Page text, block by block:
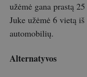
užėmė gana prastą
Juke užėmė 6 vietą
automobilių.
Alternatyvos